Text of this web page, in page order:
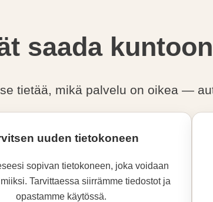
saada
tietää, mikä palvelu on oikea —
uuden tietokoneen
sopivan tietokoneen, joka voidaan
Tarvittaessa siirrämme tiedostot ja
opastamme käytössä.